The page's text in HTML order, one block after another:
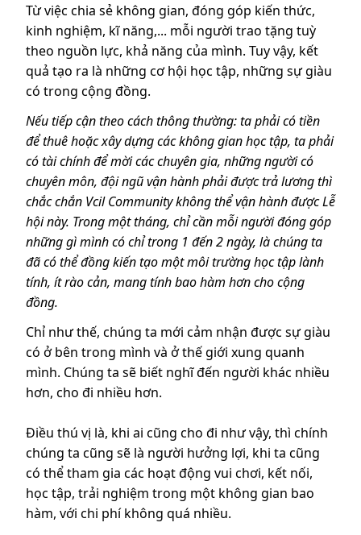
Từ việc chia sẻ không gian, đóng góp kiến thức,
kinh nghiệm, kĩ năng,... mỗi người trao tặng tuỳ
theo nguồn lực, khả năng của mình. Tuy vậy, kết
quả tạo ra là những cơ hội học tập, những sự giàu
có trong cộng đồng.
Nếu tiếp cận theo cách thông thường: ta phải có tiền
để thuê hoặc xây dựng các không gian học tập, ta phải
có tài chính để mời các chuyên gia, những người có
chuyên môn, đội ngũ vận hành phải được trả lương thì
chắc chắn Vcil Community không thể vận hành được Lễ
hội này. Trong một tháng, chỉ cần mỗi người đóng góp
những gì mình có chỉ trong 1 đến 2 ngày, là chúng ta
đã có thể đồng kiến tạo một môi trường học tập lành
tính, ít rào cản, mang tính bao hàm hơn cho cộng
đồng.
Chỉ như thế, chúng ta mới cảm nhận được sự giàu
có ở bên trong mình và ở thế giới xung quanh
mình. Chúng ta sẽ biết nghĩ đến người khác nhiều
hơn, cho đi nhiều hơn.
Điều thú vị là, khi ai cũng cho đi như vậy, thì chính
chúng ta cũng sẽ là người hưởng lợi, khi ta cũng
có thể tham gia các hoạt động vui chơi, kết nối,
học tập, trải nghiệm trong một không gian bao
hàm, với chi phí không quá nhiều.